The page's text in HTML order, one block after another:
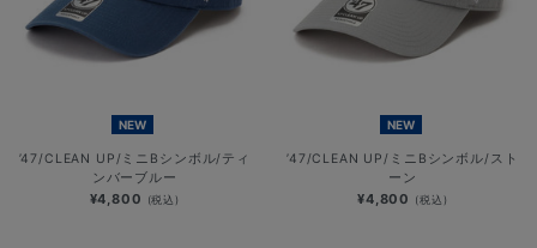
NEW
’47/CLEAN UP/ミニBシンボル/ティ
ンバーブルー
¥4,800 (税込)
NEW
’47/CLEAN UP/ミニBシンボル/スト
ーン
¥4,800 (税込)